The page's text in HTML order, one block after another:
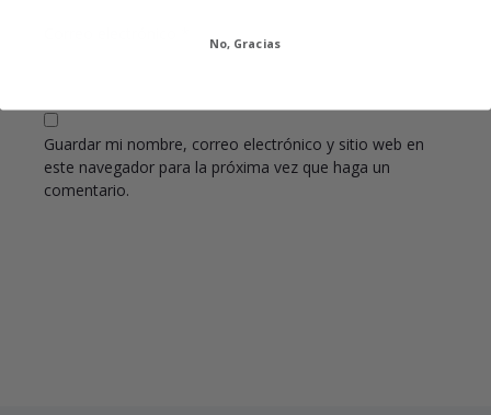
Guardar mi nombre, correo electrónico y sitio web en
este navegador para la próxima vez que haga un
comentario.
No, Gracias